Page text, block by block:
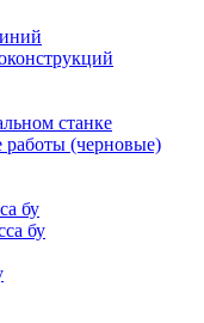
станке
работы (черновые)
бу
бу